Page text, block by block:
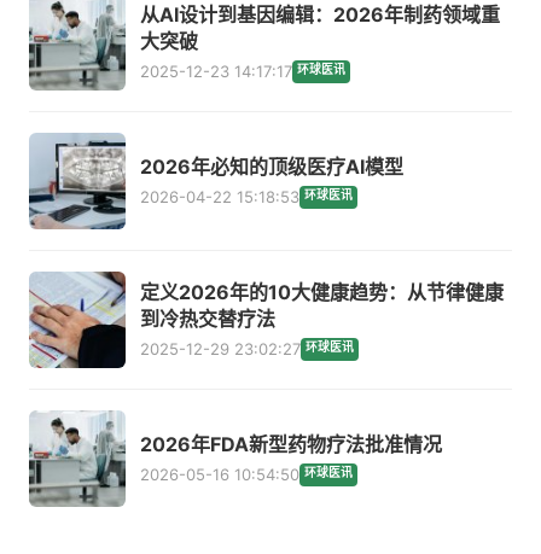
从AI设计到基因编辑：2026年制药领域重
大突破
2025-12-23 14:17:17 环球医讯
2026年必知的顶级医疗AI模型
2026-04-22 15:18:53 环球医讯
定义2026年的10大健康趋势：从节律健康
到冷热交替疗法
2025-12-29 23:02:27 环球医讯
2026年FDA新型药物疗法批准情况
2026-05-16 10:54:50 环球医讯